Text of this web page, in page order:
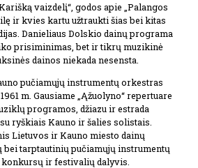
vaizdelį“, godos apie „Palangos
ir kvies kartu užtraukti šias bei kitas
Danieliaus Dolskio dainų programa
prisiminimas, bet ir tikrų muzikinė
dainos niekada nesensta.
pučiamųjų instrumentų orkestras
m. Gausiame „Ąžuolyno“ repertuare
programos, džiazu ir estrada
ryškiais Kauno ir šalies solistais.
Lietuvos ir Kauno miesto dainų
tarptautinių pučiamųjų instrumentų
ir festivalių dalyvis.